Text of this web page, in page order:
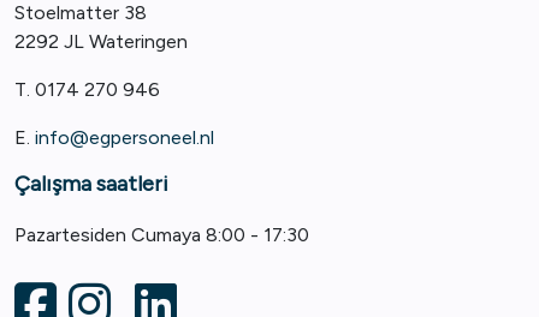
Stoelmatter 38
2292 JL Wateringen
T. 0174 270 946
E. info@egpersoneel.nl
Çalışma saatleri
Pazartesiden Cumaya 8:00 - 17:30